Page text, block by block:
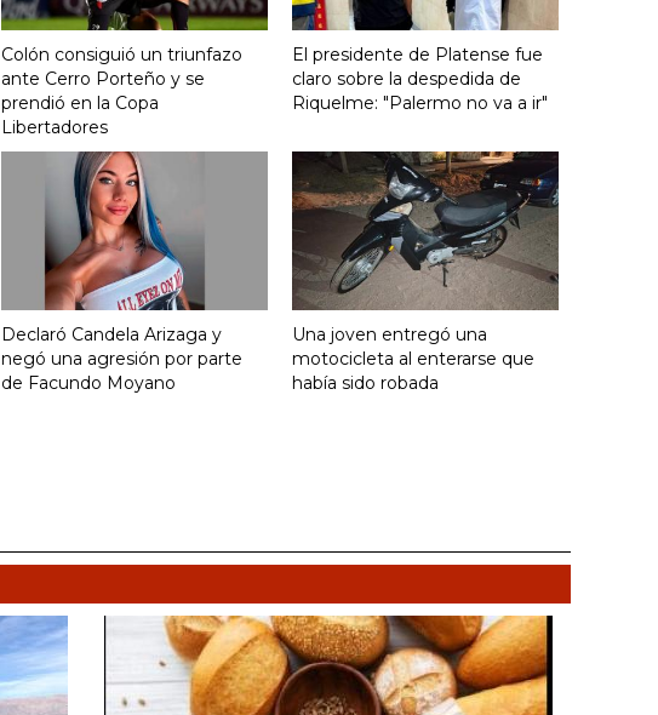
Colón consiguió un triunfazo
ante Cerro Porteño y se
prendió en la Copa
Libertadores
El presidente de Platense fue
claro sobre la despedida de
Riquelme: "Palermo no va a ir"
Declaró Candela Arizaga y
negó una agresión por parte
de Facundo Moyano
Una joven entregó una
motocicleta al enterarse que
había sido robada